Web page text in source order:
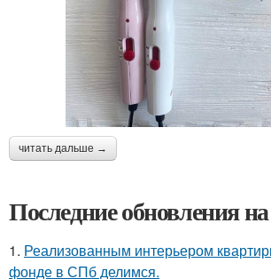
читать дальше →
Последние обновления
1. Реализованным интерьером
фонде в СПб делимся.